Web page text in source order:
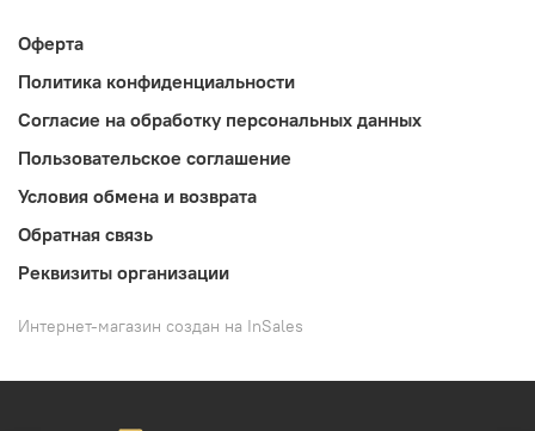
Оферта
Политика конфиденциальности
Согласие на обработку персональных данных
Пользовательское соглашение
Условия обмена и возврата
Обратная связь
Реквизиты организации
Интернет-магазин создан на InSales